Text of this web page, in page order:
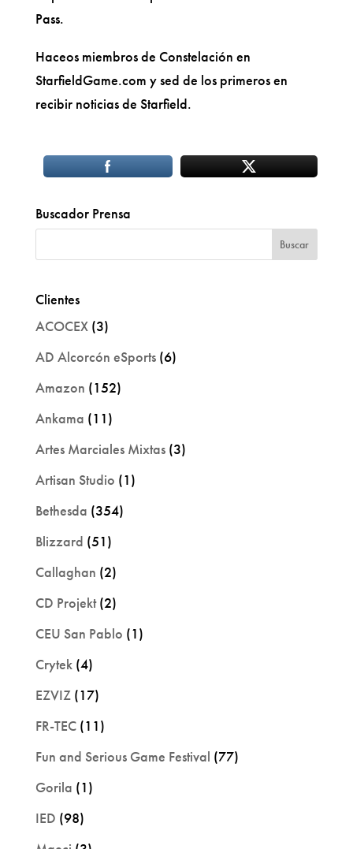
Pass.
Haceos miembros de Constelación en
StarfieldGame.com y sed de los primeros en
recibir noticias de Starfield.
Buscador Prensa
Clientes
ACOCEX(3)
AD Alcorcón eSports(6)
Amazon (152)
Ankama (11)
Artes Marciales Mixtas(3)
Artisan Studio (1)
Bethesda (354)
Blizzard (51)
Callaghan (2)
CD Projekt(2)
CEU San Pablo (1)
Crytek(4)
EZVIZ(17)
FR-TEC(11)
Fun and Serious Game Festival (77)
Gorila (1)
IED (98)